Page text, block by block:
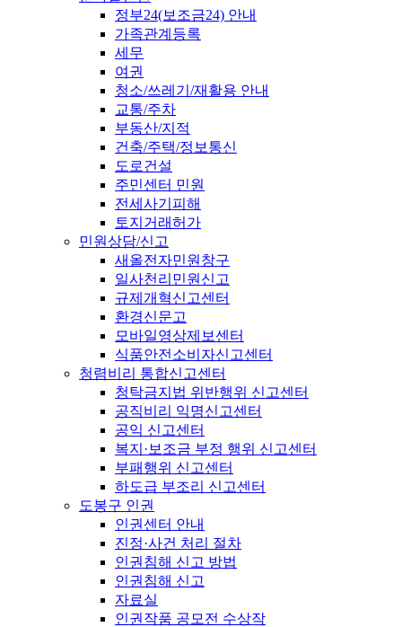
정부24(보조금24) 안내
가족관계등록
세무
여권
청소/쓰레기/재활용 안내
교통/주차
부동산/지적
건축/주택/정보통신
도로건설
주민센터 민원
전세사기피해
토지거래허가
민원상담/신고
새올전자민원창구
일사천리민원신고
규제개혁신고센터
환경신문고
모바일영상제보센터
식품안전소비자신고센터
청렴비리 통합신고센터
청탁금지법 위반행위 신고센터
공직비리 익명신고센터
공익 신고센터
복지·보조금 부정 행위 신고센터
부패행위 신고센터
하도급 부조리 신고센터
도봉구 인권
인권센터 안내
진정·사건 처리 절차
인권침해 신고 방법
인권침해 신고
자료실
인권작품 공모전 수상작